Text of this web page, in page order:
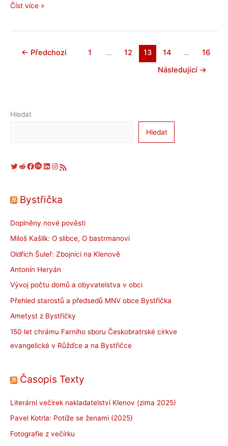
Ze
večera
Číst více »
← Předchozí 1 … 12 13 14 …
16
Následující →
Hledat
Hledat
Twitter Reddit Facebook Last.fm LinkedIn Instagram RSS zdroj
Bystřička
Doplněny nové pověsti
Miloš Kašlík: O slibce, O bastrmanovi
Oldřich Šuleř: Zbojníci na Klenově
Antonín Heryán
Vývoj počtu domů a obyvatelstva v obci
Přehled starostů a předsedů MNV obce Bystřička
Ametyst z Bystřičky
150 let chrámu Farního sboru Českobratrské církve
evangelické v Růžďce a na Bystřičce
Časopis Texty
Literární večírek nakladatelství Klenov (zima 2025)
Pavel Kotrla: Potíže se ženami (2025)
Fotografie z večírku